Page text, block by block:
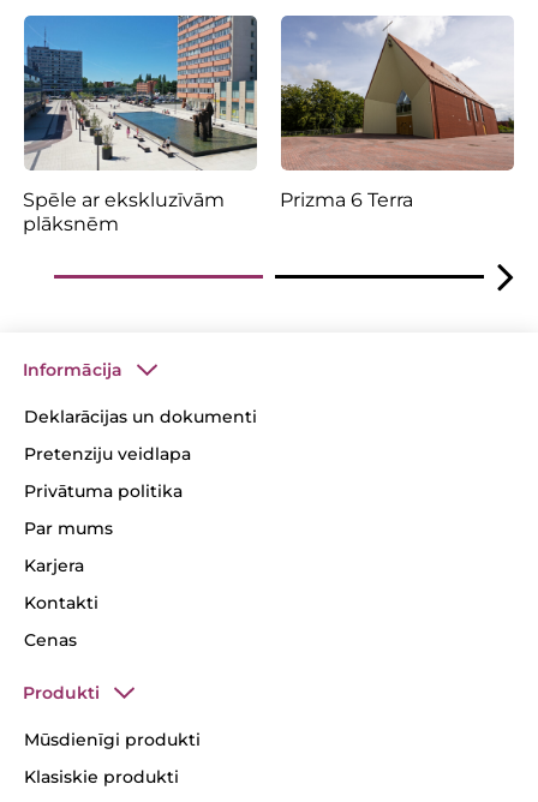
Spēle ar ekskluzīvām
plāksnēm
Prizma 6 Terra
Informācija
Deklarācijas un dokumenti
Pretenziju veidlapa
Privātuma politika
Par mums
Karjera
Kontakti
Cenas
Produkti
Mūsdienīgi produkti
Klasiskie produkti